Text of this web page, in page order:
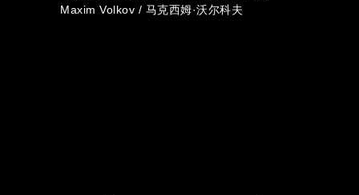
Maxim Volkov / 马克西姆·沃尔科夫